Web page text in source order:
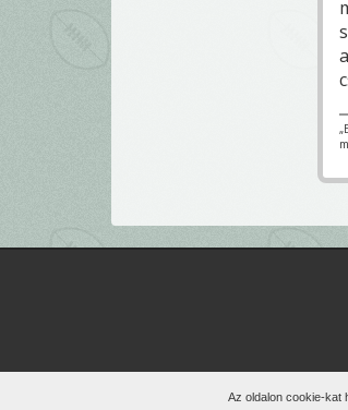
Az oldalon cookie-kat